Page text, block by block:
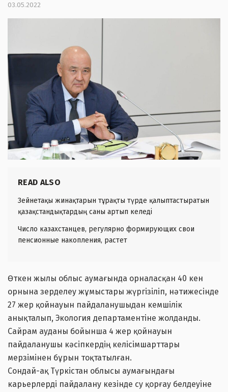
03.05.2022
READ ALSO
Зейнетақы жинақтарын тұрақты түрде қалыптастыратын
қазақстандықтардың саны артып келеді
Число казахстанцев, регулярно формирующих свои
пенсионные накопления, растет
Өткен жылы облыс аумағында орналасқан 40 кен
орнына зерделеу жұмыстары жүргізіліп, нәтижесінде
27 жер қойнауын пайдаланушыдан кемшілік
анықталып, Экология департаментіне жолданды.
Сайрам ауданы бойынша 4 жер қойнауын
пайдаланушы кәсіпкердің келісімшарттары
мерзімінен бұрын тоқтатылған.
Сондай-ақ Түркістан облысы аумағындағы
карьерлерді пайдалану кезінде су қорғау белдеуіне